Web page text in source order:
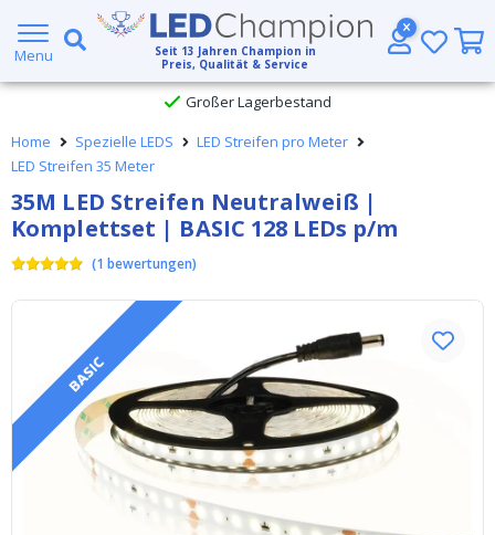
Menu Seit 13 Jahren Champion in
Preis, Qualität & Service
5 Jahre Garantie
Großer Lagerbestand
Kostenloser Versand ab € 49,- (DHL)
Heute bestellt, amselben Tag verschickt
Home Spezielle LEDS
LED Streifen pro Meter
LED Streifen 35 Meter
35M LED Streifen Neutralweiß |
Komplettset | BASIC 128 LEDs p/m
(1 bewertungen)
BASIC